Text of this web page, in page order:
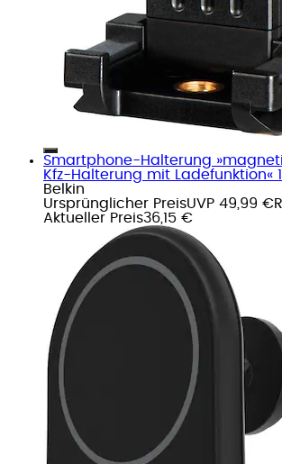
Smartphone-Halterung
Kfz-Halterung mit Ladefunktion« 1
Belkin
Ursprünglicher PreisUVP 49,99 €
Aktueller Preis36,15 €